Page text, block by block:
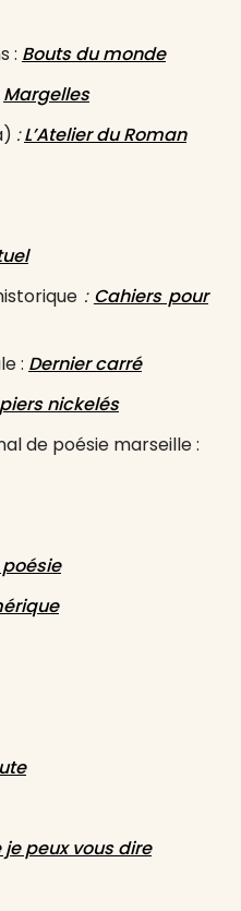
: Bouts du monde
Margelles
:L’Atelier du Roman
: Cahiers pour
: Dernier carré
nickelés
de poésie marseille :
peux vous dire